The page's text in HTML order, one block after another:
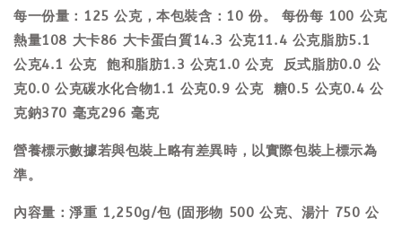
每一份量：125 公克，本包裝含：10 份。 每份每 100 公克
熱量108 大卡86 大卡蛋白質14.3 公克11.4 公克脂肪5.1
公克4.1 公克 飽和脂肪1.3 公克1.0 公克 反式脂肪0.0 公
克0.0 公克碳水化合物1.1 公克0.9 公克 糖0.5 公克0.4 公
克鈉370 毫克296 毫克
營養標示數據若與包裝上略有差異時，以實際包裝上標示為
準。
內容量：淨重 1,250g/包 (固形物 500 公克、湯汁 750 公